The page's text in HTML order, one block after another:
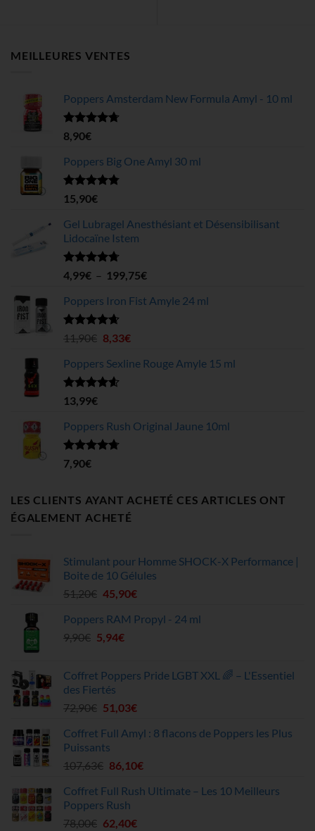
MEILLEURES VENTES
Poppers Amsterdam New Formula Amyl - 10 ml
Note4.68
sur 5
8,90€
Poppers Big One Amyl 30 ml
Note4.78
sur 5
15,90€
Gel Lubragel Anesthésiant et Désensibilisant
Lidocaïne Istem
Note4.70
sur 5
4,99€ – 199,75€Plage
prix :
Poppers Iron Fist Amyle 24 ml
Note4.63
11,90€ Le
initial
était :
8,33€Le
actuel
Poppers Sexline Rouge Amyle 15 ml
Note4.58
sur 5
13,99€
Poppers Rush Original Jaune 10ml
Note4.67
sur 5
7,90€
LES CLIENTS AYANT ACHETÉ CES ARTICLES ONT
ÉGALEMENT ACHETÉ
Stimulant pour Homme SHOCK-X Performance |
Boite de 10 Gélules
51,20€ Le
initial
était :
45,90€Le
actuel
Poppers RAM Propyl - 24 ml
9,90€ Le
était :
9,90€.
5,94€Le
est :
Coffret Poppers Pride LGBT XXL 🌈 – L'Essentiel
des Fiertés
72,90€ Le
initial
était :
72,90€.
51,03€Le
actuel
51,03€.
Coffret Full Amyl : 8 flacons de Poppers les Plus
Puissants
107,63€ Le
initial
était :
107,63€.
86,10€Le
actuel
Coffret Full Rush Ultimate – Les 10 Meilleurs
Poppers Rush
78,00€ Le
62,40€Le